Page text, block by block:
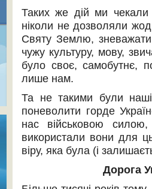
Таких же дій ми
ніколи не дозволяли
Святу Землю, зневажати
чужу культуру, мову,
було своє, самобутнє,
лише нам.
Та не такими були
поневолити горде
нас військовою
використали вони для
віру, яка була (і
Дорога